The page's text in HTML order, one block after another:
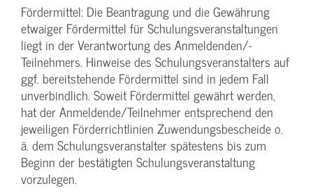
Fördermittel: Die Beantragung und die Gewährung
etwaiger Fördermittel für Schulungs­veranstaltungen
liegt in der Verantwortung des Anmeldenden/­
Teilnehmers. Hinweise des Schulungs­veranstalters auf
ggf. bereitstehende Fördermittel sind in jedem Fall
unverbindlich. Soweit Fördermittel gewährt werden,
hat der Anmeldende/­Teilnehmer entsprechend den
jeweiligen Förderrichtlinien Zuwendungs­bescheide o.
ä. dem Schulungs­veranstalter spätestens bis zum
Beginn der bestätigten Schulungs­veranstaltung
vorzulegen.